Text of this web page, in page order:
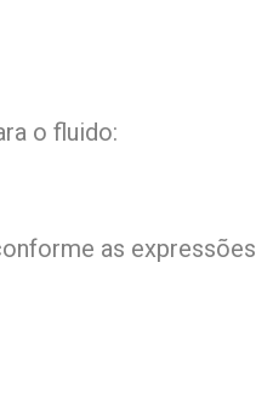
o fluido:
as expressões